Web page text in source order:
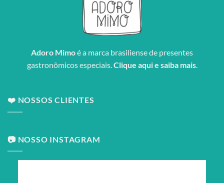
Adoro Mimoé a marca brasiliense de presentes
gastronômicos especiais.Clique aqui e saiba mais.
❤️ NOSSOS CLIENTES
📷 NOSSO INSTAGRAM